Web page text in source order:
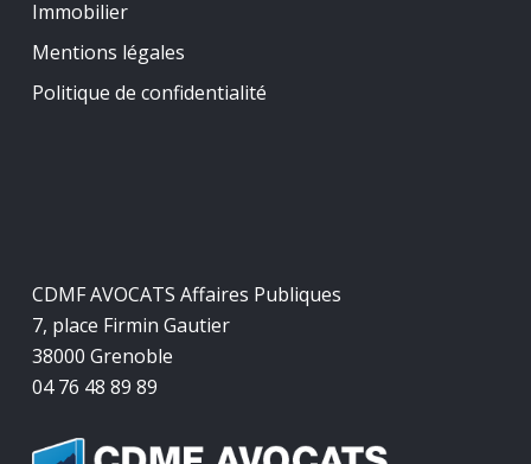
Immobilier
Mentions légales
Politique de confidentialité
CDMF AVOCATS Affaires Publiques
7, place Firmin Gautier
38000 Grenoble
04 76 48 89 89